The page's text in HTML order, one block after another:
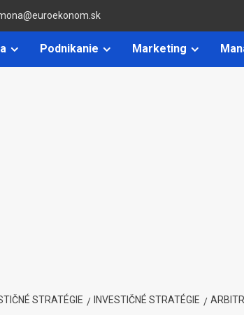
Podnikanie Marketing
STRATÉGIE INVESTIČNÉ STRATÉGIE